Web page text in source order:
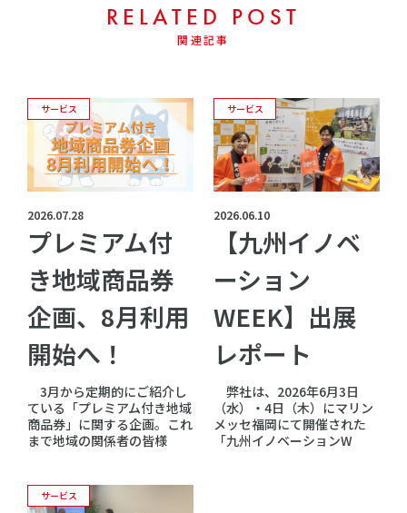
RELATED POST
関連記事
2026.07.28
プレミアム付
き地域商品券
企画、8月利用
開始へ！
3月から定期的にご紹介し
ている「プレミアム付き地域
商品券」に関する企画。これ
まで地域の関係者の皆様
サービス
2026.06.10
【九州イノベ
ーション
WEEK】出展
レポート
弊社は、2026年6月3日
（水）・4日（木）にマリン
メッセ福岡にて開催された
「九州イノベーションW
サービス
サービス